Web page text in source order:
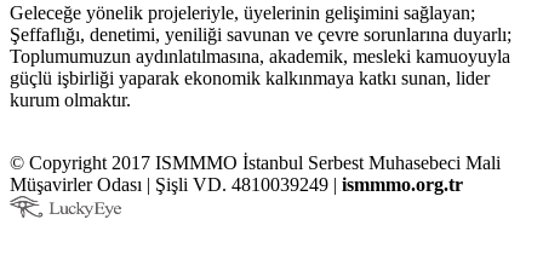
Geleceğe yönelik projeleriyle, üyelerinin gelişimini sağlayan;
Şeffaflığı, denetimi, yeniliği savunan ve çevre sorunlarına duyarlı;
Toplumumuzun aydınlatılmasına, akademik, mesleki kamuoyuyla
güçlü işbirliği yaparak ekonomik kalkınmaya katkı sunan, lider
kurum olmaktır.
© Copyright 2017 ISMMMO İstanbul Serbest Muhasebeci Mali
Müşavirler Odası | Şişli VD. 4810039249 | ismmmo.org.tr